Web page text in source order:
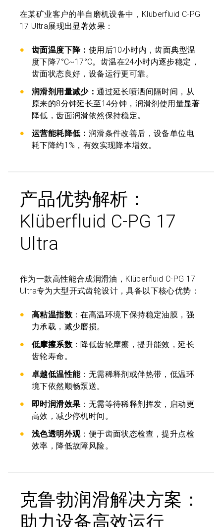
在某矿业客户的半自磨机设备中，Klüberfluid C-PG
17 Ultra展现出显著效果：
齿面温度下降： 使用后10小时内，齿面典型温
度下降7°C~17°C。齿温在24小时内逐步稳定，
齿面状态良好，设备运行更可靠。
润滑剂用量减少：通过延长喷洒间隔时间，从
原来的8分钟延长至14分钟，润滑剂使用量显著
降低，齿面润滑依然保持稳定。
运营能耗降低： 润滑条件改善后，设备单位电
耗下降约1%，有效实现降本增效。
产品优势解析：
Klüberfluid C-PG 17
Ultra
作为一款高性能合成润滑油，Klüberfluid C-PG 17
Ultra专为大型开式齿轮设计，具备以下核心优势：
高粘温指数 ：在高温环境下保持稳定油膜，强
力承载，减少磨损。
低摩擦系数 ：降低齿轮摩擦，提升能效，延长
齿轮寿命。
卓越低温性能：无需稀释剂或伴热带，低温环
境下依然顺畅泵送。
即时润滑效果：无需等待稀释剂挥发，启动更
高效，减少停机时间。
浅色透明外观：便于齿面状态检查，提升点检
效率，降低故障风险。
克鲁勃润滑解决方案：
助力设备高效运行